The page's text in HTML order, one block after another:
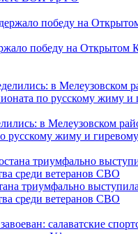
победу на Открытом
в Мелеузовском
русскому жиму и
триумфально
среди ветеранов СВО